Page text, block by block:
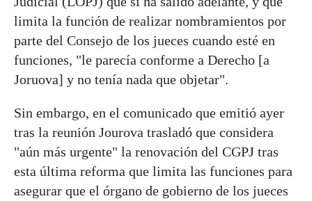
limita la función de realizar nombramientos por
parte del Consejo de los jueces cuando esté en
funciones, "le parecía conforme a Derecho [a
Joruova] y no tenía nada que objetar".
Sin embargo, en el comunicado que emitió ayer
tras la reunión Jourova trasladó que considera
"aún más urgente" la renovación del CGPJ tras
esta última reforma que limita las funciones para
asegurar que el órgano de gobierno de los jueces